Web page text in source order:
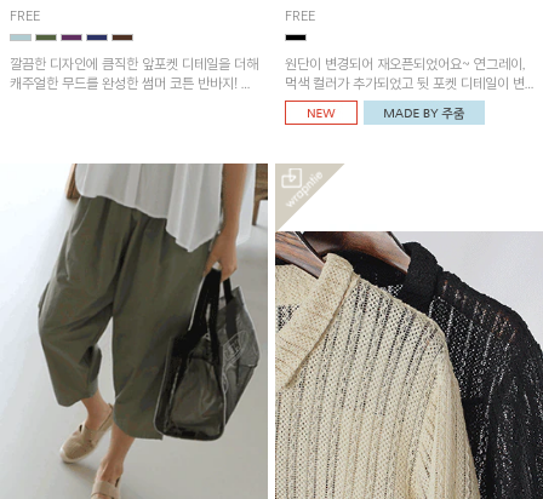
FREE
깔끔한 디자인에 큼직한 앞포켓 디테일을 더해
캐주얼한 무드를 완성한 썸머 코튼 반바지! 허
FREE
원단이 변경되어 재오픈되었어요~ 연그레이,
먹색 컬러가 추가되었고 뒷 포켓 디테일이 변
경되었습니다~가볍고 시원하게 착용되는 배
기통팬츠! 허리밴딩과 여유로운 통으로 편안해